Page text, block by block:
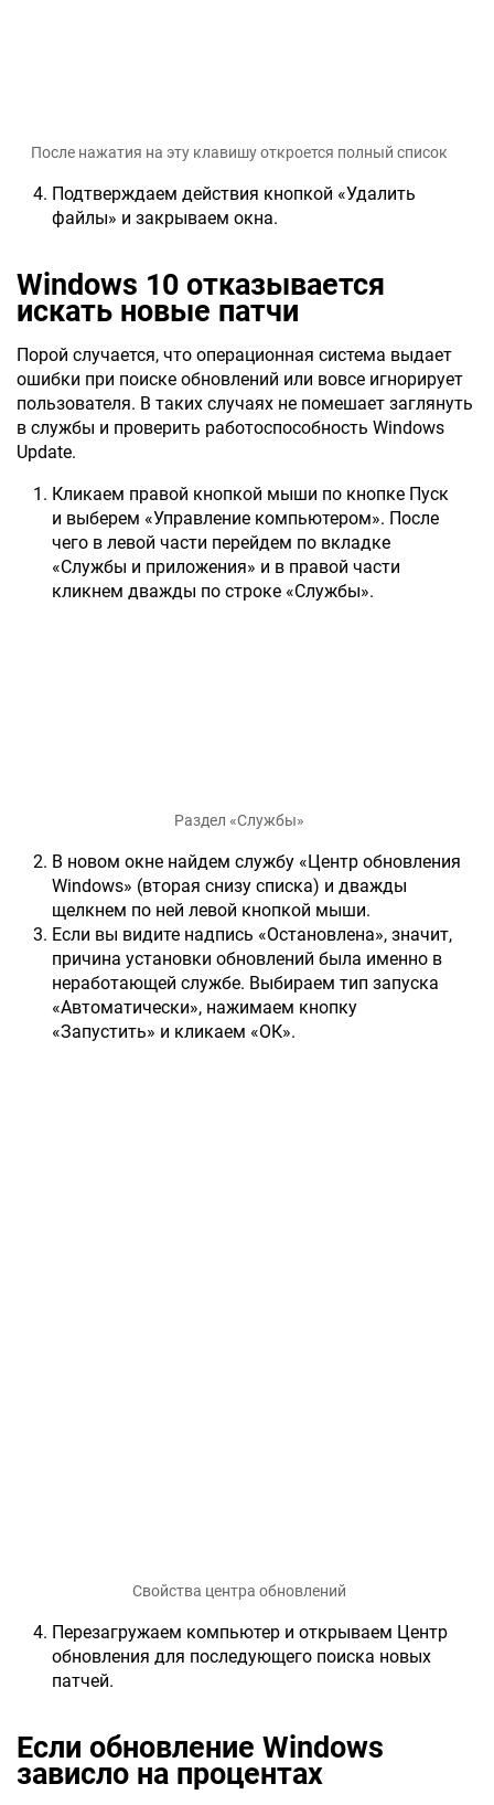
После нажатия на эту клавишу откроется полный список
Подтверждаем действия кнопкой «Удалить
файлы» и закрываем окна.
Windows 10 отказывается
искать новые патчи
Порой случается, что операционная система выдает
ошибки при поиске обновлений или вовсе игнорирует
пользователя. В таких случаях не помешает заглянуть
в службы и проверить работоспособность Windows
Update.
Кликаем правой кнопкой мыши по кнопке Пуск
и выберем «Управление компьютером». После
чего в левой части перейдем по вкладке
«Службы и приложения» и в правой части
кликнем дважды по строке «Службы».
Раздел «Службы»
В новом окне найдем службу «Центр обновления
Windows» (вторая снизу списка) и дважды
щелкнем по ней левой кнопкой мыши.
Если вы видите надпись «Остановлена», значит,
причина установки обновлений была именно в
неработающей службе. Выбираем тип запуска
«Автоматически», нажимаем кнопку
«Запустить» и кликаем «ОК».
Свойства центра обновлений
Перезагружаем компьютер и открываем Центр
обновления для последующего поиска новых
патчей.
Если обновление Windows
зависло на процентах